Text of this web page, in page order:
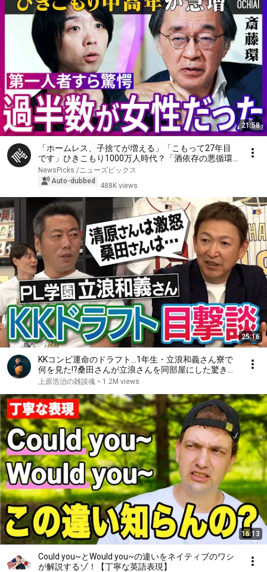
21:58
「ホームレス、子捨てが増える」「こもって27年目
です」ひきこもり1000万人時代？「酒依存の悪循環
と同じ」第一人者、斎藤環が明かす実態…子ども、家
族への対応、不登校の３大原因、孤独死の懸念【落合
NewsPicks /ニューズピックス
Auto-dubbed
488K views
25:16
KKコンビ運命のドラフト…1年生・立浪和義さん寮で
何を見た!?桑田さんが立浪さんを同部屋にした驚きの
理由!?ライバル同級生の笑撃人生!?立浪さんもPL炒飯
上原浩治の雑談魂 • 1.2M views
16:13
Could you~とWould you~の違いをネイティブのワシ
が解説するゾ！【丁寧な英語表現】